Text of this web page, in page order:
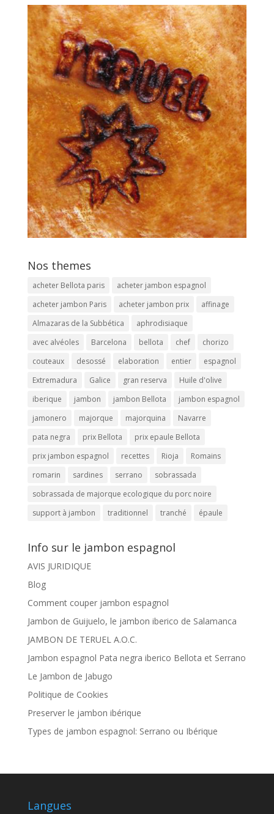
Nos themes
acheter Bellota paris
acheter jambon espagnol
acheter jambon Paris
acheter jambon prix
affinage
Almazaras de la Subbética
aphrodisiaque
avec alvéoles
Barcelona bellota chef
chorizo
couteaux
desossé elaboration entier
espagnol
Extremadura
Galice gran reserva
Huile d'olive
iberique
jambon jambon Bellota
jambon espagnol
jamonero
majorque majorquina
Navarre
pata negra
prix Bellota
prix epaule Bellota
prix jambon espagnol
recettes Rioja
Romains
romarin
sardines serrano
sobrassada
sobrassada de majorque ecologique du porc noire
support à jambon
traditionnel tranché épaule
Info sur le jambon espagnol
AVIS JURIDIQUE
Blog
Comment couper jambon espagnol
Jambon de Guijuelo, le jambon iberico de Salamanca
JAMBON DE TERUEL A.O.C.
Jambon espagnol Pata negra iberico Bellota et Serrano
Le Jambon de Jabugo
Politique de Cookies
Preserver le jambon ibérique
Types de jambon espagnol: Serrano ou Ibérique
Langues